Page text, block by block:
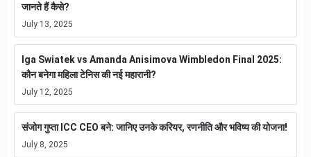
जानते हैं कैसे?
July 13, 2025
Iga Swiatek vs Amanda Anisimova Wimbledon Final 2025:
कौन बनेगा महिला टेनिस की नई महारानी?
July 12, 2025
संजोग गुप्ता ICC CEO बने: जानिए उनके करियर, रणनीति और भविष्य की योजना!
July 8, 2025